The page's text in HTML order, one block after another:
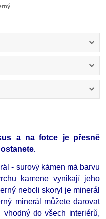
a na fotce je přesně
- surový kámen má barvu
kamenevynikají jeho
neboli skoryl je minerál
minerál
můžete darovat
vhodný do všech interiérů,